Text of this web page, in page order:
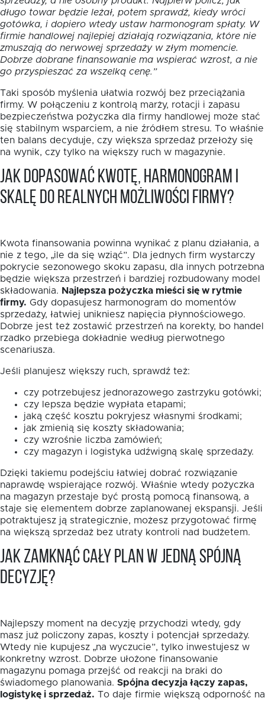
długo towar będzie leżał, potem sprawdź, kiedy wróci
gotówka, i dopiero wtedy ustaw harmonogram spłaty. W
firmie handlowej najlepiej działają rozwiązania, które nie
zmuszają do nerwowej sprzedaży w złym momencie.
Dobrze dobrane finansowanie ma wspierać wzrost, a nie
go przyspieszać za wszelką cenę.”
Taki sposób myślenia ułatwia rozwój bez przeciążania
firmy. W połączeniu z kontrolą marży, rotacji i zapasu
bezpieczeństwa pożyczka dla firmy handlowej może stać
się stabilnym wsparciem, a nie źródłem stresu. To właśnie
ten balans decyduje, czy większa sprzedaż przełoży się
na wynik, czy tylko na większy ruch w magazynie.
Jak dopasować kwotę, harmonogram i
skalę do realnych możliwości firmy?
Kwota finansowania powinna wynikać z planu działania, a
nie z tego, „ile da się wziąć”. Dla jednych firm wystarczy
pokrycie sezonowego skoku zapasu, dla innych potrzebna
będzie większa przestrzeń i bardziej rozbudowany model
składowania. Najlepsza pożyczka mieści się w rytmie
firmy. Gdy dopasujesz harmonogram do momentów
sprzedaży, łatwiej unikniesz napięcia płynnościowego.
Dobrze jest też zostawić przestrzeń na korekty, bo handel
rzadko przebiega dokładnie według pierwotnego
scenariusza.
Jeśli planujesz większy ruch, sprawdź też:
czy potrzebujesz jednorazowego zastrzyku gotówki;
czy lepsza będzie wypłata etapami;
jaką część kosztu pokryjesz własnymi środkami;
jak zmienią się koszty składowania;
czy wzrośnie liczba zamówień;
czy magazyn i logistyka udźwigną skalę sprzedaży.
Dzięki takiemu podejściu łatwiej dobrać rozwiązanie
naprawdę wspierające rozwój. Właśnie wtedy pożyczka
na magazyn przestaje być prostą pomocą finansową, a
staje się elementem dobrze zaplanowanej ekspansji. Jeśli
potraktujesz ją strategicznie, możesz przygotować firmę
na większą sprzedaż bez utraty kontroli nad budżetem.
Jak zamknąć cały plan w jedną spójną
decyzję?
Najlepszy moment na decyzję przychodzi wtedy, gdy
masz już policzony zapas, koszty i potencjał sprzedaży.
Wtedy nie kupujesz „na wyczucie”, tylko inwestujesz w
konkretny wzrost. Dobrze ułożone finansowanie
magazynu pomaga przejść od reakcji na braki do
świadomego planowania. Spójna decyzja łączy zapas,
logistykę i sprzedaż. To daje firmie większą odporność na